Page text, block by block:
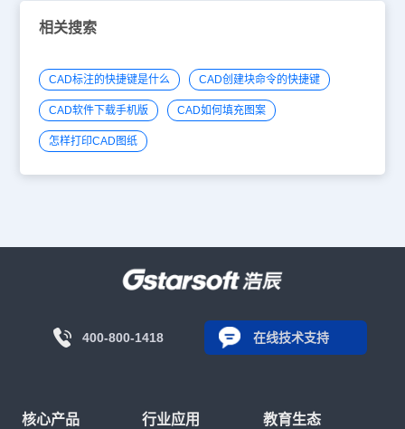
相关搜索
CAD标注的快捷键是什么 CAD创建块命令的快捷键
CAD软件下载手机版 CAD如何填充图案
怎样打印CAD图纸
400-800-1418 在线技术支持
核心产品 行业应用 教育生态